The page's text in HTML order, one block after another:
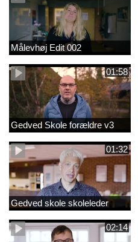
Målevhøj Edit 002
01:58
Gedved Skole forældre v3
01:32
Gedved skole skoleleder
02:14